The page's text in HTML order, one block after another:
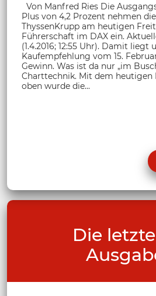
Von Manfred Ries Die
Plus von 4,2 Prozent nehmen
ThyssenKrupp am heutigen
Führerschaft im DAX ein.
(1.4.2016; 12:55 Uhr). Damit liegt
Kaufempfehlung vom 15.
Gewinn. Was ist da nur „im
Charttechnik. Mit dem heutigen
oben wurde die...
Die